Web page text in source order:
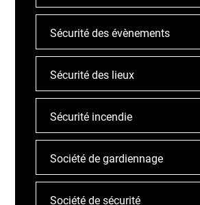
Sécurité des évènements
Sécurité des lieux
Sécurité incendie
Société de gardiennage
Société de sécurité